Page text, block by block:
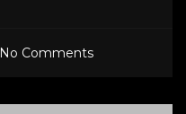
No Comments